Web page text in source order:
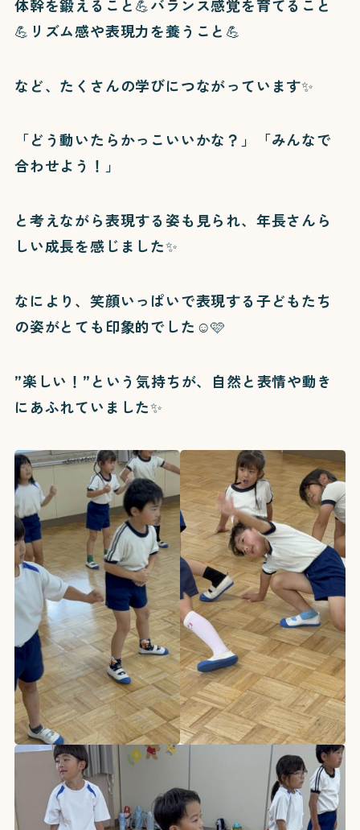
体幹を鍛えること💪バランス感覚を育てること
💪リズム感や表現力を養うこと💪
など、たくさんの学びにつながっています✨
「どう動いたらかっこいいかな？」「みんなで
合わせよう！」
と考えながら表現する姿も見られ、年長さんら
しい成長を感じました✨
なにより、笑顔いっぱいで表現する子どもたち
の姿がとても印象的でした☺️🩷
”楽しい！”という気持ちが、自然と表情や動き
にあふれていました✨